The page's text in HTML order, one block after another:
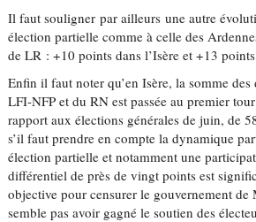
Il faut souligner par ailleurs une autre
élection partielle comme à celle des
de LR : +10 points dans l’Isère et +13
Enfin il faut noter qu’en Isère, la somme des
LFI-NFP et du RN est passée au premier
rapport aux élections générales de juin, de
s’il faut prendre en compte la dynamique
élection partielle et notamment une
différentiel de près de vingt points est
objective pour censurer le gouvernement
semble pas avoir gagné le soutien des